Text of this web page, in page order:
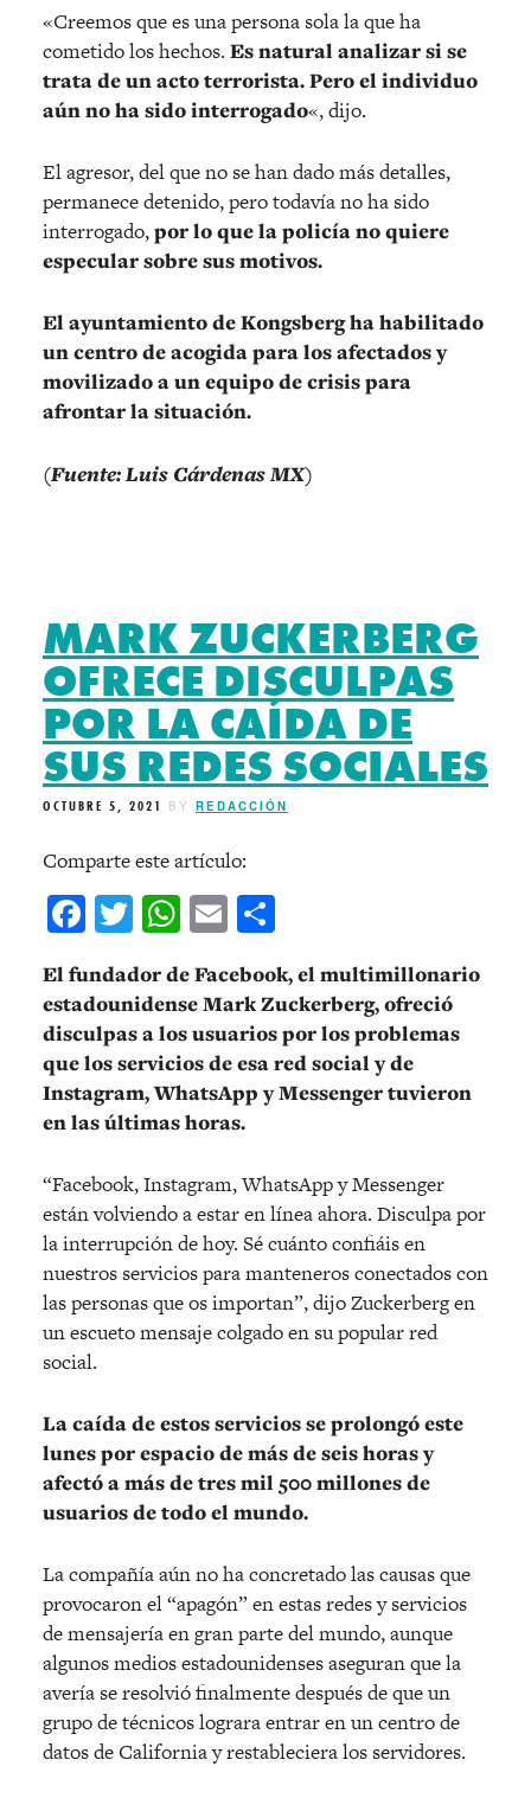
«Creemos que es una persona sola la que ha
cometido los hechos. Es natural analizar si se
trata de un acto terrorista. Pero el individuo
aún no ha sido interrogado«, dijo.
El agresor, del que no se han dado más detalles,
permanece detenido, pero todavía no ha sido
interrogado,por lo que la policía no quiere
especular sobre sus motivos.
El ayuntamiento de Kongsberg ha habilitado
un centro de acogida para los afectados y
movilizado a un equipo de crisis para
afrontar la situación.
(Fuente: Luis Cárdenas MX)
MARK ZUCKERBERG
OFRECE DISCULPAS
POR LA CAÍDA DE
SUS REDES SOCIALES
OCTUBRE 5, 2021 BY REDACCIÓN
Comparte este artículo:
Facebook
Twitter
WhatsApp
Email
El fundador de Facebook, el multimillonario
estadounidense Mark Zuckerberg, ofreció
disculpas a los usuarios por los problemas
que los servicios de esa red social y de
Instagram, WhatsApp y Messenger tuvieron
en las últimas horas.
“Facebook, Instagram, WhatsApp y Messenger
están volviendo a estar en línea ahora. Disculpa por
la interrupción de hoy. Sé cuánto confiáis en
nuestros servicios para manteneros conectados con
las personas que os importan”, dijo Zuckerberg en
un escueto mensaje colgado en su popular red
social.
La caída de estos servicios se prolongó este
lunes por espacio de más de seis horas y
afectó a más de tres mil 500 millones de
usuarios de todo el mundo.
La compañía aún no ha concretado las causas que
provocaron el “apagón” en estas redes y servicios
de mensajería en gran parte del mundo, aunque
algunos medios estadounidenses aseguran que la
avería se resolvió finalmente después de que un
grupo de técnicos lograra entrar en un centro de
datos de California y restableciera los servidores.